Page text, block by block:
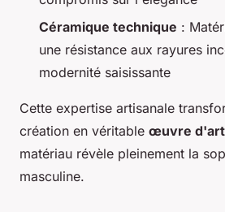
Céramique technique :
une résistance aux rayures
modernité saisissante
Cette expertise artisanale
création en véritable œuvre d'art
matériau révèle pleinement la
masculine.